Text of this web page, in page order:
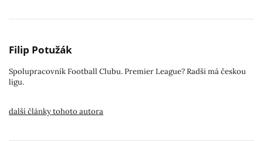
Filip Potužák
Spolupracovník Football Clubu. Premier League? Radši má českou
ligu.
další články tohoto autora